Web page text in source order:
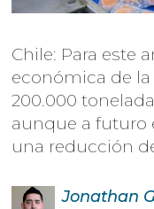
Chile: Para este
económica de la
200.000
aunque a futuro
una reducción
Jonathan